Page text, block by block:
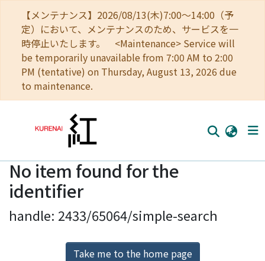
【メンテナンス】2026/08/13(木)7:00～14:00（予
定）において、メンテナンスのため、サービスを一
時停止いたします。 <Maintenance> Service will
be temporarily unavailable from 7:00 AM to 2:00
PM (tentative) on Thursday, August 13, 2026 due
to maintenance.
Home
Communities
Browse
Download Ranking
No item found for the
identifier
handle: 2433/65064/simple-search
Take me to the home page